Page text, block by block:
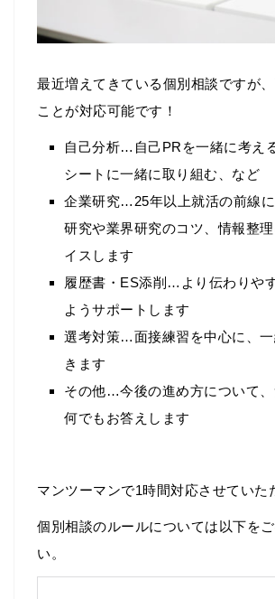
最近増えてきている個別相談ですが
ことが対応可能です！
自己分析…自己PRを一緒に考え
シートに一緒に取り組む、など
企業研究…25年以上就活の前線
研究や業界研究のコツ、情報整
イスします
履歴書・ES添削…より伝わりや
ようサポートします
選考対策…面接練習を中心に、
きます
その他…今後の進め方について
何でもお答えします
マンツーマンで1時間対応させていた
個別相談のルールについては以下を
い。